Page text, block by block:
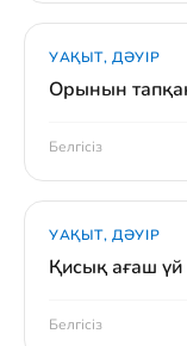
УАҚЫТ, ДӘУІР
Орынын
Белгісіз
УАҚЫТ, ДӘУІР
Қисық ағаш үй
Белгісіз